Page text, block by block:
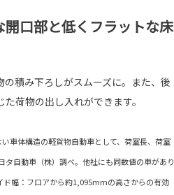
口部と低くフラットな床
積み下ろしがスムーズに。また、後
荷物の出し入れができます。
車体構造の軽貨物自動車として、荷室長、荷室
自動車（株）調べ。他社にも同数値の車があり
ド幅：フロアから約1,095mmの高さからの有効